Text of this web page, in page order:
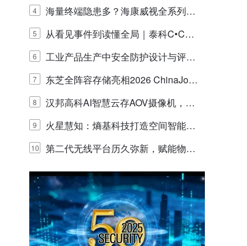
新范式
E IQ 3.20开启安防运营智能新时代
4
海量终端隐患多？海康威视全系列物
联安全产品，四层守护更放心！
5
从看见事件到读懂全局｜泰科C•CUR
E IQ 3.20开启安防运营智能新时代
6
工业产品生产中安全防护设计与评估
的实践与探讨
7
东芝全阵容存储亮相2026 ChinaJo
y，以海量数据底座赋能“与AI同游”新
体验
8
汉邦高科AI智慧云存AOV摄像机，三
目太阳能多摄球机
9
火星慧知：熵基科技打造空间智能时
代的认知中枢
10
第二代无线平台历久弥新，赋能物联
网创新迭代